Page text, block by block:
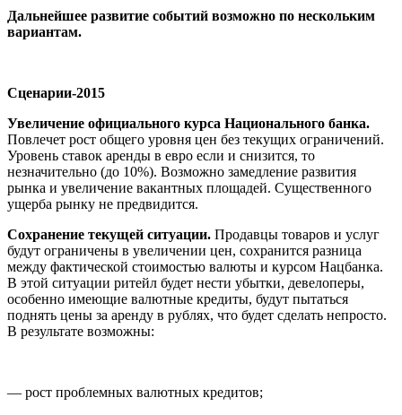
Дальнейшее развитие событий возможно по нескольким
вариантам.
Сценарии-2015
Увеличение официального курса Национального банка.
Повлечет рост общего уровня цен без текущих ограничений.
Уровень ставок аренды в евро если и снизится, то
незначительно (до 10%). Возможно замедление развития
рынка и увеличение вакантных площадей. Существенного
ущерба рынку не предвидится.
Сохранение текущей ситуации. Продавцы товаров и услуг
будут ограничены в увеличении цен, сохранится разница
между фактической стоимостью валюты и курсом Нацбанка.
В этой ситуации ритейл будет нести убытки, девелоперы,
особенно имеющие валютные кредиты, будут пытаться
поднять цены за аренду в рублях, что будет сделать непросто.
В результате возможны:
— рост проблемных валютных кредитов;